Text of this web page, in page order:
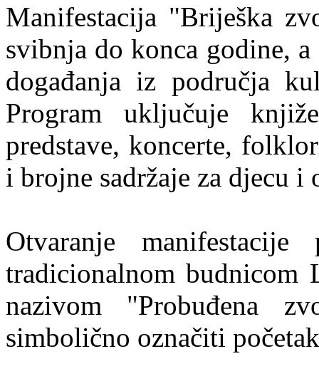
Manifestacija "Briješka
svibnja do konca godine,
događanja iz područja
Program uključuje
predstave, koncerte,
i brojne sadržaje za djecu i
Otvaranje
tradicionalnom budnicom
nazivom "Probuđena
simbolično označiti